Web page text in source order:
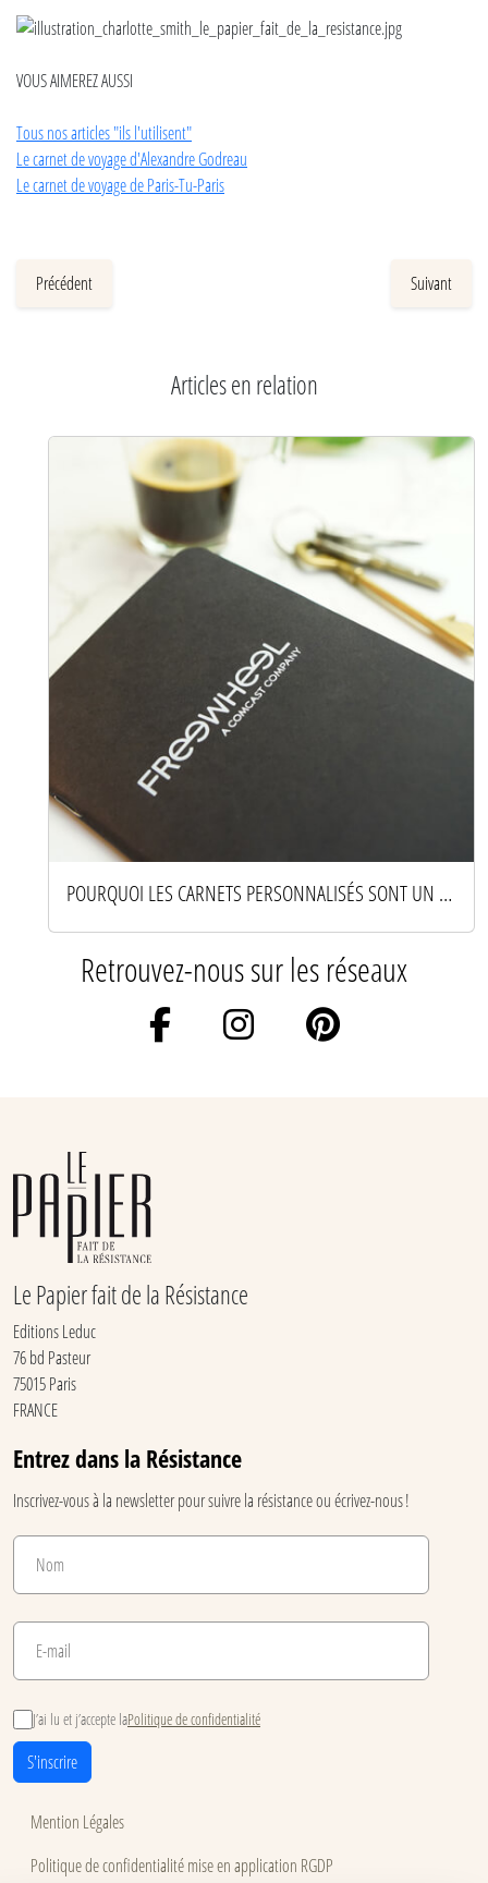
VOUS AIMEREZ AUSSI
Tous nos articles "ils l'utilisent"
Le carnet de voyage d'Alexandre Godreau
Le carnet de voyage de Paris-Tu-Paris
Précédent Suivant
Articles en relation
POURQUOI LES CARNETS PERSONNALISÉS SONT UN OUTIL DE MARQUE PUISSANT
Retrouvez-nous sur les réseaux
Le Papier fait de la Résistance
Editions Leduc
76 bd Pasteur
75015 Paris
FRANCE
Entrez dans la Résistance
Inscrivez-vous à la newsletter pour suivre la résistance ou écrivez-nous !
J’ai lu et j’accepte laPolitique de confidentialité
S'inscrire
Mention Légales
Politique de confidentialité mise en application RGDP